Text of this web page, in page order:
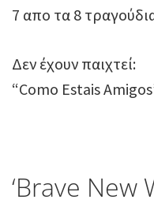
7 απο τα 8
Δεν έχουν παιχτεί:
“Como Estais
‘Brave New